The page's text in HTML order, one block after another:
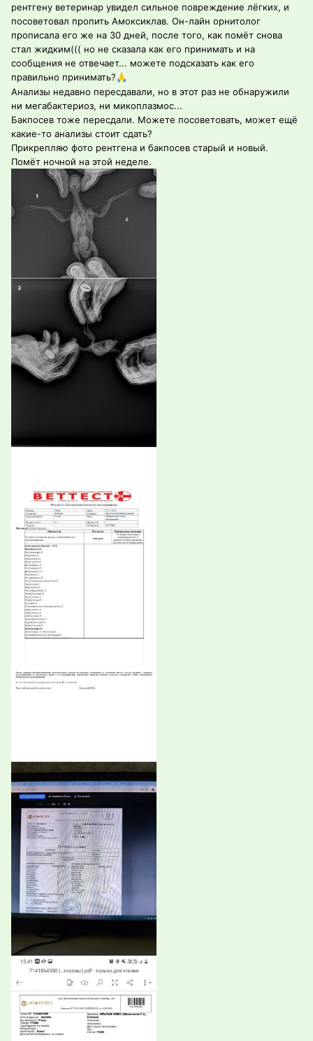
рентгену ветеринар увидел сильное повреждение лёгких, и
посоветовал пропить Амоксиклав. Он-лайн орнитолог
прописала его же на 30 дней, после того, как помёт снова
стал жидким((( но не сказала как его принимать и на
сообщения не отвечает... можете подсказать как его
правильно принимать? 🙏
Анализы недавно пересдавали, но в этот раз не обнаружили
ни мегабактериоз, ни микоплазмос...
Бакпосев тоже пересдали. Можете посоветовать, может ещё
какие-то анализы стоит сдать?
Прикрепляю фото рентгена и бакпосев старый и новый.
Помёт ночной на этой неделе.